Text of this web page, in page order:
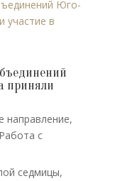
приняли
,
Работа с
седмицы,